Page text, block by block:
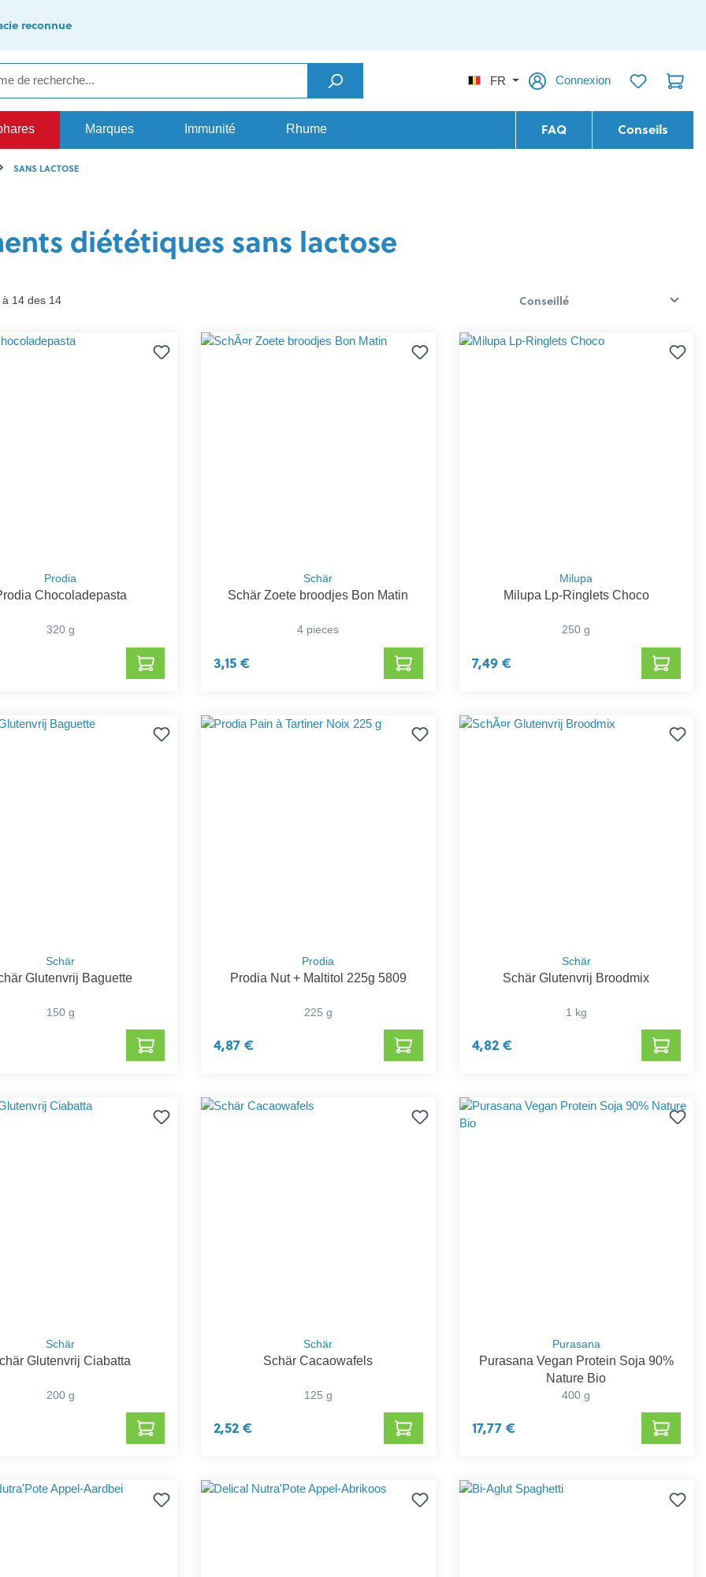
reconnue
FR Connexion
Marques Immunité Rhume FAQ Conseils
SANS LACTOSE
diététiques sans lactose
14 des 14
Prodia
Chocoladepasta
320 g
Schär
Schär Zoete broodjes Bon Matin
4 pieces
3,15 €
Milupa
Milupa Lp-Ringlets Choco
250 g
7,49 €
Schär
Glutenvrij Baguette
150 g
Prodia
Prodia Nut + Maltitol 225g 5809
225 g
4,87 €
Schär
Schär Glutenvrij Broodmix
1 kg
4,82 €
Schär
Glutenvrij Ciabatta
200 g
Schär
Schär Cacaowafels
125 g
2,52 €
Purasana
Purasana Vegan Protein Soja 90%
Nature Bio
400 g
17,77 €